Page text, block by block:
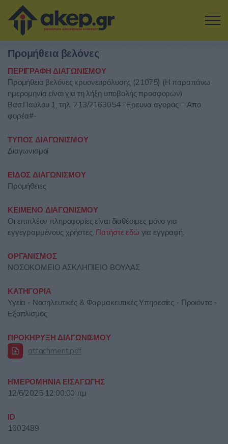
Μετάβαση στο κύριο περιεχόμενο
Η εταιρία
Αναζήτηση Διαγωνισμών
Δοκιμάστε την Υπηρεσία
Επικοινωνία
Σύνδεση
Προμήθεια βελόνες
ΠΕΡΙΓΡΑΦΗ ΔΙΑΓΩΝΙΣΜΟΥ
Προμήθεια βελόνες κρυονευρόλυσης (21075) (Η παραπάνω
ημερομηνία είναι για τη λήξη υποβολής προσφορών)
Βασ.Παύλου 1, τηλ. 213/2163054 -Έρευνα αγοράς- -Από
φορέα#-
ΤΥΠΟΣ ΔΙΑΓΩΝΙΣΜΟΥ
Διαγωνισμοί
ΕΙΔΟΣ ΔΙΑΓΩΝΙΣΜΟΥ
Προμήθειες
ΚΕΙΜΕΝΟ ΔΙΑΓΩΝΙΣΜΟΥ
Οι επιπλέον πληροφορίες είναι διαθέσιμες μόνο για
εγγεγραμμένους χρήστες. Πατήστε εδώ για εγγραφή.
ΟΡΓΑΝΙΣΜΟΣ
ΝΟΣΟΚΟΜΕΙΟ ΑΣΚΛΗΠΙΕΙΟ ΒΟΥΛΑΣ
ΚΑΤΗΓΟΡΙΑ
Υγεία - Νοσηλευτικές & Φαρμακευτικές Υπηρεσίες - Προιόντα -
Εξοπλισμός
ΠΡΟΚΗΡΥΞΗ ΔΙΑΓΩΝΙΣΜΟΥ
attachment.pdf
ΗΜΕΡΟΜΗΝΙΑ ΕΙΣΑΓΩΓΗΣ
12/6/2025 12:00:00 πμ
ID
1003489